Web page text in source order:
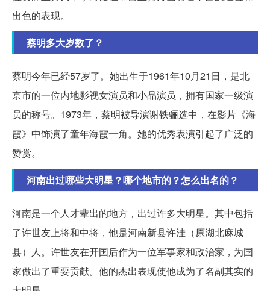
出色的表现。
蔡明多大岁数了？
蔡明今年已经57岁了。她出生于1961年10月21日，是北
京市的一位内地影视女演员和小品演员，拥有国家一级演
员的称号。1973年，蔡明被导演谢铁骊选中，在影片《海
霞》中饰演了童年海霞一角。她的优秀表演引起了广泛的
赞赏。
河南出过哪些大明星？哪个地市的？怎么出名的？
河南是一个人才辈出的地方，出过许多大明星。其中包括
了许世友上将和中将，他是河南新县许洼（原湖北麻城
县）人。许世友在开国后作为一位军事家和政治家，为国
家做出了重要贡献。他的杰出表现使他成为了名副其实的